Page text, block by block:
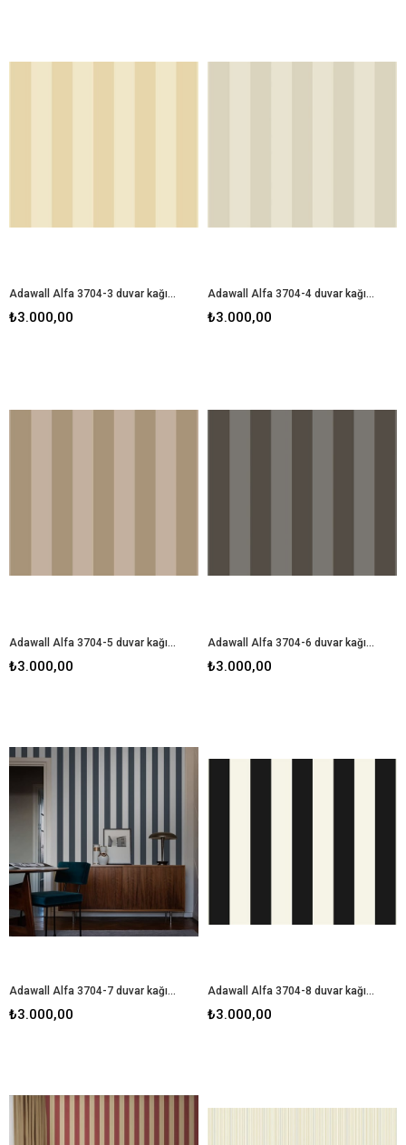
Adawall Alfa 3704-3 duvar kağıdı
₺3.000,00
Adawall Alfa 3704-4 duvar kağıdı
₺3.000,00
Adawall Alfa 3704-5 duvar kağıdı
₺3.000,00
Adawall Alfa 3704-6 duvar kağıdı
₺3.000,00
Adawall Alfa 3704-7 duvar kağıdı
₺3.000,00
Adawall Alfa 3704-8 duvar kağıdı
₺3.000,00